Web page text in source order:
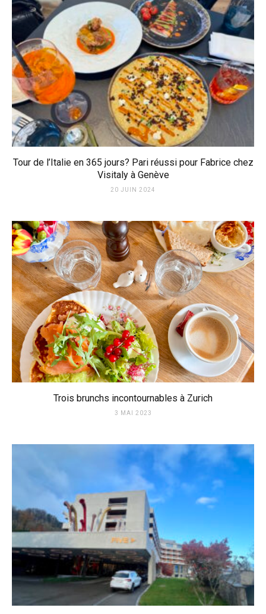
Tour de l’Italie en 365 jours? Pari réussi pour Fabrice chez
Visitaly à Genève
20 JUIN 2024
Trois brunchs incontournables à Zurich
3 MAI 2023